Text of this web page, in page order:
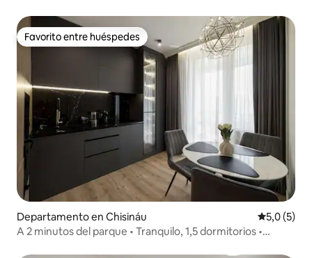
Favorito entre huéspedes
Favorito entre huéspedes
Departamento en Chisináu
5,0 (5)
A 2 minutos del parque • Tranquilo, 1,5 dormitorios •